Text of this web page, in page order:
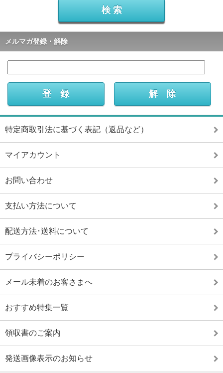
メルマガ登録・解除
特定商取引法に基づく表記（返品など）
マイアカウント
お問い合わせ
支払い方法について
配送方法･送料について
プライバシーポリシー
メール未着のお客さまへ
おすすめ特集一覧
領収書のご案内
発送画像表示のお知らせ